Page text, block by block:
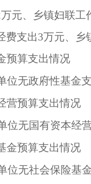
万元、乡镇妇联工
费支出3万元、乡
预算支出情况
位无政府性基金
营预算支出情况
位无国有资本经
金预算支出情况
位无社会保险基